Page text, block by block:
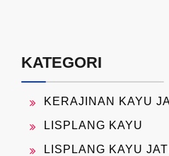
KATEGORI
KERAJINAN KAYU
LISPLANG KAYU
LISPLANG KAYU